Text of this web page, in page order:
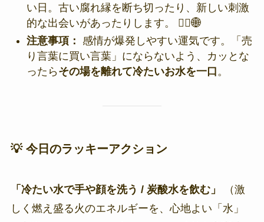
い日。古い腐れ縁を断ち切ったり、新しい刺激
的な出会いがあったりします。 🏃‍♂️🌐
注意事項：
感情が爆発しやすい運気です。「売
り言葉に買い言葉」にならないよう、カッとな
ったらその場を離れて冷たいお水を一口 。
💡 今日のラッキーアクション
「冷たい水で手や顔を洗う / 炭酸水を飲む」
（激
しく燃え盛る火のエネルギーを、心地よい「水」